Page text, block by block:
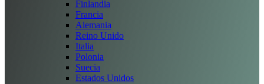
Finlandia
Francia
Alemania
Reino Unido
Italia
Polonia
Suecia
Estados Unidos